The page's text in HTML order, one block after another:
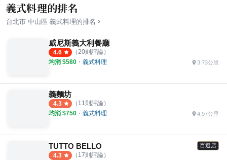
義式料理的排名
台北市 中山區 義式料理的排名 ›
威尼斯義大利餐廳
4.6 （20則評論）
均消 $580 ・ 義式料理 3.73公里
義麵坊
4.3 （ 11則評論）
均消 $750 ・ 義式料理 4.97公里
TUTTO BELLO 百選店
4.3 （ 17則評論）